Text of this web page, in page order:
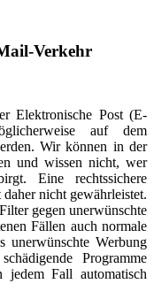
Verkehr
Elektronische Post (E-
auf dem
Wir können in der
und wissen nicht, wer
Eine rechtssichere
nicht gewährleistet.
gegen unerwünschte
Fällen auch normale
unerwünschte Werbung
Programme
Fall automatisch